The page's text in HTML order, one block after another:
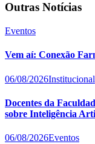
Outras Notícias
Eventos
Vem aí: Conexão
06/08/2026Institucional
Docentes da
sobre Inteligência
06/08/2026Eventos